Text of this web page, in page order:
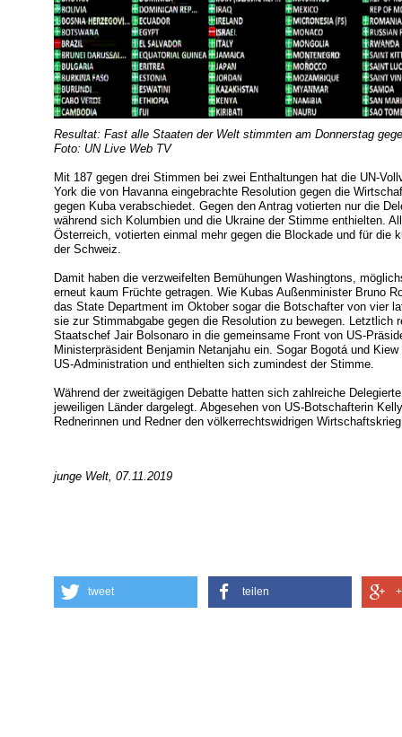
Resultat: Fast alle Staaten der Welt stimmten am Donnerstag
Foto: UN Live Web TV
Mit 187 gegen drei Stimmen bei zwei Enthaltungen hat die UN-
York die von Havanna eingebrachte Resolution gegen die
gegen Kuba verabschiedet. Gegen den Antrag votierten nur die
während sich Kolumbien und die Ukraine der Stimme enthielten.
Österreich, votierten einmal mehr gegen die Blockade und für die
der Schweiz.
Damit haben die verzweifelten Bemühungen Washingtons,
erneut kaum Früchte getragen. Wie Kubas Außenminister Bruno
das State Department im Oktober sogar die Botschafter von vier
sie zur Stimmabgabe gegen die Resolution zu bewegen. Letztlich
Staatschef Jair Bolsonaro in die gemeinsame Front von US-
Ministerpräsident Benjamin Netanjahu ein. Sogar Bogotá und
US-Administration und enthielten sich zumindest der Stimme.
Während der zweitägigen Debatte hatten sich zahlreiche
jeweiligen Länder dargelegt. Abgesehen von US-Botschafterin
Rednerinnen und Redner den völkerrechtswidrigen
junge Welt, 07.11.2019
tweet teilen